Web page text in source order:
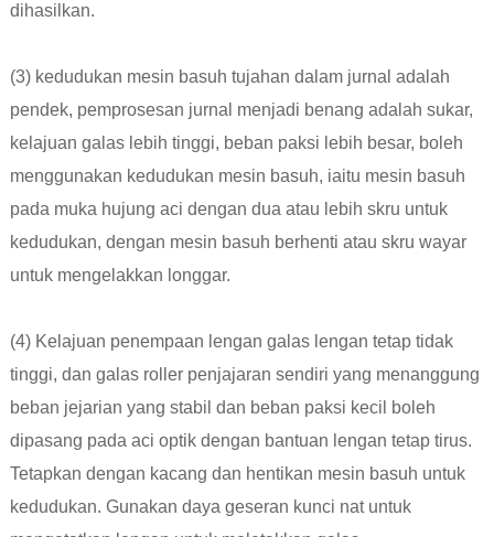
dihasilkan.
(3) kedudukan mesin basuh tujahan dalam jurnal adalah
pendek, pemprosesan jurnal menjadi benang adalah sukar,
kelajuan galas lebih tinggi, beban paksi lebih besar, boleh
menggunakan kedudukan mesin basuh, iaitu mesin basuh
pada muka hujung aci dengan dua atau lebih skru untuk
kedudukan, dengan mesin basuh berhenti atau skru wayar
untuk mengelakkan longgar.
(4) Kelajuan penempaan lengan galas lengan tetap tidak
tinggi, dan galas roller penjajaran sendiri yang menanggung
beban jejarian yang stabil dan beban paksi kecil boleh
dipasang pada aci optik dengan bantuan lengan tetap tirus.
Tetapkan dengan kacang dan hentikan mesin basuh untuk
kedudukan. Gunakan daya geseran kunci nat untuk